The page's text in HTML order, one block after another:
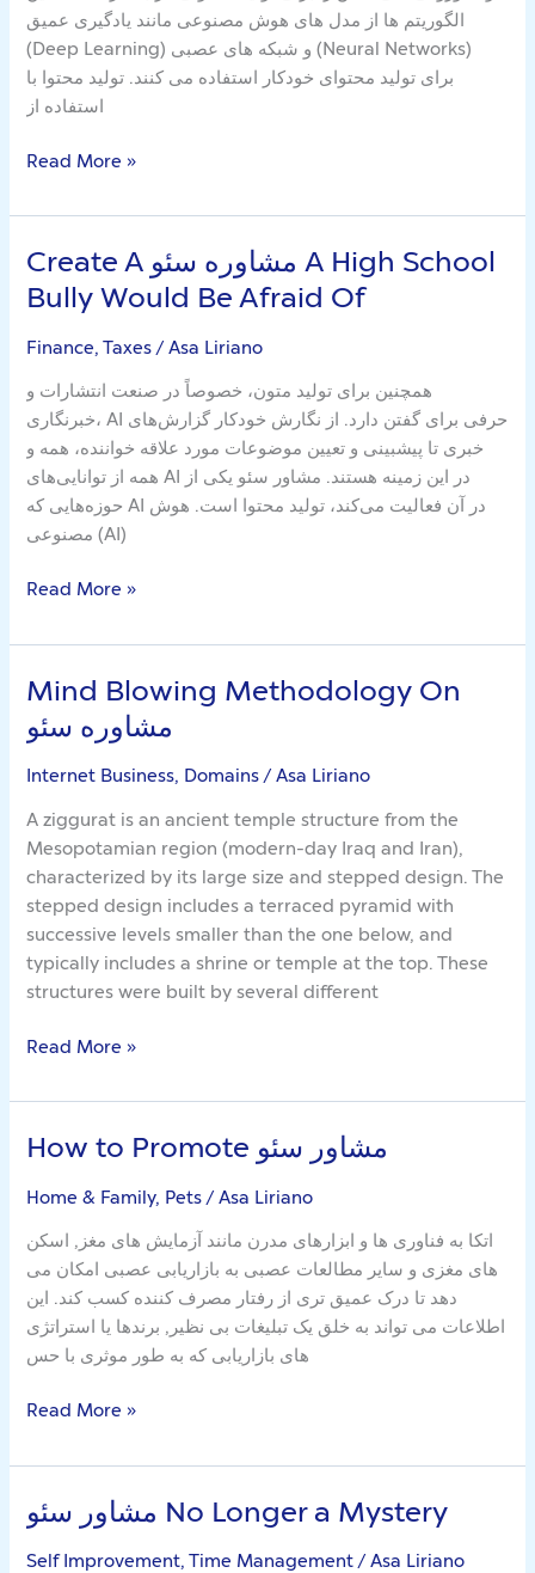
الگوریتم ها از مدل های هوش مصنوعی مانند یادگیری عمیق
(Deep Learning) و شبکه های عصبی (Neural Networks)
برای تولید محتوای خودکار استفاده می کنند. تولید محتوا با
استفاده از
Read More »
Create A مشاوره سئو A High School
Bully Would Be Afraid Of
Finance, Taxes/Asa Liriano
همچنین برای تولید متون، خصوصاً در صنعت انتشارات و
خبرنگاری، AI حرفی برای گفتن دارد. از نگارش خودکار گزارش‌های
خبری تا پیشبینی و تعیین موضوعات مورد علاقه خواننده، همه و
همه از توانایی‌های AI در این زمینه هستند. مشاور سئو یکی از
حوزه‌هایی که AI در آن فعالیت می‌کند، تولید محتوا است. هوش
مصنوعی (AI)
Create
A
مشاوره
سئو
High
School
Bully
Would
Be
Afraid
Read More »
Mind Blowing Methodology On
مشاوره سئو
Internet Business, Domains/Asa Liriano
A ziggurat is an ancient temple structure from the
Mesopotamian region (modern-day Iraq and Iran),
characterized by its large size and stepped design. The
stepped design includes a terraced pyramid with
successive levels smaller than the one below, and
typically includes a shrine or temple at the top. These
structures were built by several different
Mind
Blowing
Methodology
On
سئو
Read More »
How to Promote مشاور سئو
Home & Family, Pets/Asa Liriano
اتکا به فناوری ها و ابزارهای مدرن مانند آزمایش های مغز, اسکن
های مغزی و سایر مطالعات عصبی به بازاریابی عصبی امکان می
دهد تا درک عمیق تری از رفتار مصرف کننده کسب کند. این
اطلاعات می تواند به خلق یک تبلیغات بی نظیر, برندها یا استراتژی
های بازاریابی که به طور موثری با حس
How
Promote
مشاور
سئو
Read More »
مشاور سئو No Longer a Mystery
Self Improvement, Time Management/Asa Liriano
مشاور
سئو
No